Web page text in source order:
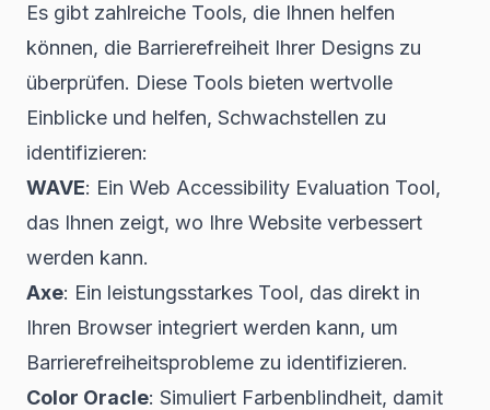
Es gibt zahlreiche Tools, die Ihnen helfen
können, die Barrierefreiheit Ihrer Designs zu
überprüfen. Diese Tools bieten wertvolle
Einblicke und helfen, Schwachstellen zu
identifizieren:
WAVE: Ein Web Accessibility Evaluation Tool,
das Ihnen zeigt, wo Ihre Website verbessert
werden kann.
Axe: Ein leistungsstarkes Tool, das direkt in
Ihren Browser integriert werden kann, um
Barrierefreiheitsprobleme zu identifizieren.
Color Oracle: Simuliert Farbenblindheit, damit